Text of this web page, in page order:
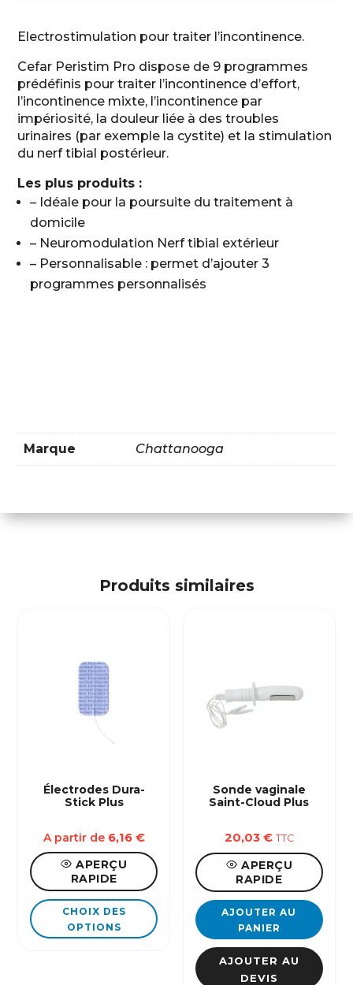
Electrostimulation pour traiter l’incontinence.
Cefar Peristim Pro dispose de 9 programmes
prédéfinis pour traiter l’incontinence d’effort,
l’incontinence mixte, l’incontinence par
impériosité, la douleur liée à des troubles
urinaires (par exemple la cystite) et la stimulation
du nerf tibial postérieur.
Les plus produits :
– Idéale pour la poursuite du traitement à
domicile
– Neuromodulation Nerf tibial extérieur
– Personnalisable : permet d’ajouter 3
programmes personnalisés
Marque Chattanooga
Produits similaires
Électrodes Dura-
Stick Plus
A partir de 6,16 €
APERÇU
RAPIDE
CHOIX DES
OPTIONS
produit
plusieurs
Sonde vaginale
Saint-Cloud Plus
20,03 € TTC
APERÇU
RAPIDE
AJOUTER AU
PANIER
AJOUTER AU
DEVIS